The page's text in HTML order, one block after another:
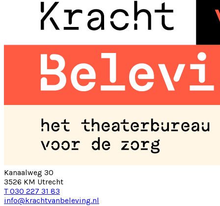
Kanaalweg 30
3526 KM Utrecht
T 030 227 31 83
info@krachtvanbeleving.nl